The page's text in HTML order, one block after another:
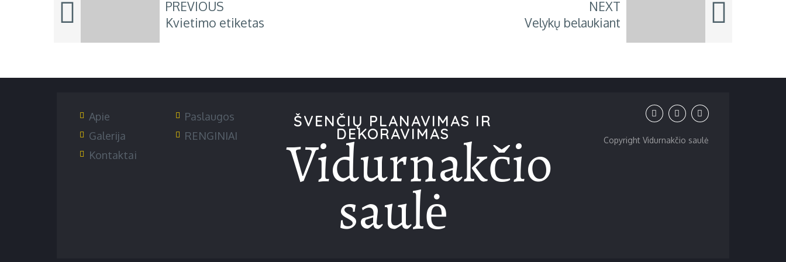
PREVIOUS
Kvietimo etiketas
NEXT
Velykų belaukiant
Apie
Paslaugos
Galerija
RENGINIAI
Kontaktai
ŠVENČIŲ PLANAVIMAS IR
DEKORAVIMAS
Vidurnakčio
saulė
Copyright Vidurnakčio saulė